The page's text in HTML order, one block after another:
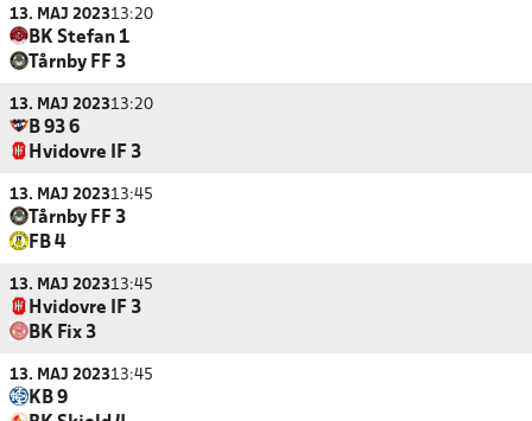
13. MAJ 202313:20
BK Stefan 1
Tårnby FF 3
13. MAJ 202313:20
B 93 6
Hvidovre IF 3
13. MAJ 202313:45
Tårnby FF 3
FB 4
13. MAJ 202313:45
Hvidovre IF 3
BK Fix 3
13. MAJ 202313:45
KB 9